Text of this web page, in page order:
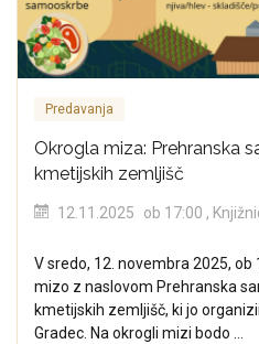
Predavanja
Okrogla miza: Prehranska
kmetijskih zemljišč
12.11.2025 ob 17:00 ,
V sredo, 12. novembra 2025,
mizo z naslovom Prehranska
kmetijskih zemljišč, ki jo
Gradec. Na okrogli mizi bodo ...